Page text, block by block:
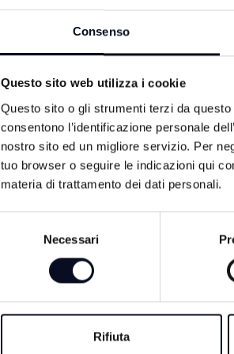
Consenso
Questo sito web utilizza i cookie
Questo sito o gli strumenti terzi da
consentono l’identificazione personale
nostro sito ed un migliore servizio. Per
tuo browser o seguire le indicazioni qui
materia di trattamento dei dati personali.
Necessari
Rifiuta
mediante la riduzione degli scarichi
adeguare alcune sezioni
sollevamento iniziale e alcune sue
e trattamento a 102.000 abitanti
tra quelli individuati come critici dal
del 50% del carico sversato in
alcune sezioni di trattamento, con
abitanti equivalenti, consentendo il
di pianificazione della Bassa